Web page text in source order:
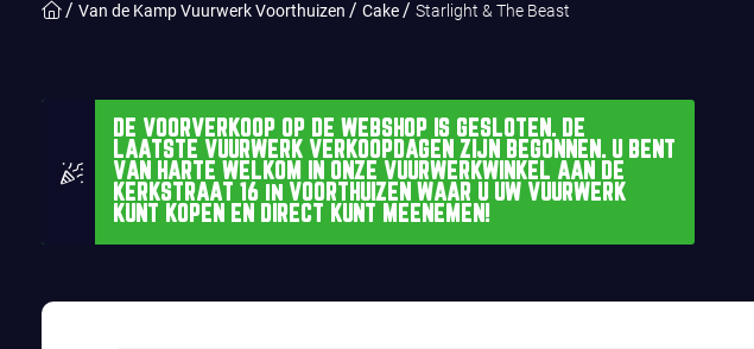
Van de Kamp Vuurwerk Voorthuizen Cake Starlight & The Beast
DE VOORVERKOOP OP DE WEBSHOP IS GESLOTEN. DE
LAATSTE VUURWERK VERKOOPDAGEN ZIJN BEGONNEN. U BENT
VAN HARTE WELKOM IN ONZE VUURWERKWINKEL AAN DE
KERKSTRAAT 16 in VOORTHUIZEN WAAR U UW VUURWERK
KUNT KOPEN EN DIRECT KUNT MEENEMEN!